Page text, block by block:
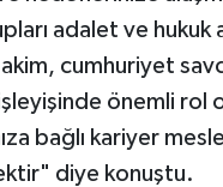
adalet ve hukuk
cumhuriyet
önemli rol
bağlı kariyer
diye konuştu.